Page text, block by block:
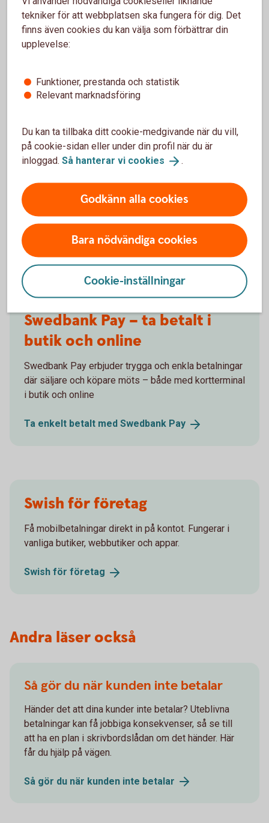
Välj en lösning som passar din
verksamhet
bästa lösningen beror på hur din verksamhet ser ut. Ofta
använder företag flera olika betalsätt parallellt.
fundera på:
hur dina kunder helst vill betala
hur betalningarna ska följas upp i bokföringen
hur lösningen påverkar företagets kassaflöde
Med rätt betallösning blir det enklare att ta betalt, hålla
ordning på betalningarna och få en bättre överblick över
företagets ekonomi.
Swedbank Pay – ta betalt i
butik och online
Swedbank Pay erbjuder trygga och enkla betalningar
där säljare och köpare möts – både med kortterminal
i butik och online
Ta enkelt betalt med Swedbank Pay
Swish för företag
Få mobilbetalningar direkt in på kontot. Fungerar i
vanliga butiker, webbutiker och appar.
Swish för företag
Andra läser också
Så gör du när kunden inte betalar
Händer det att dina kunder inte betalar? Uteblivna
betalningar kan få jobbiga konsekvenser, så se till
att ha en plan i skrivbordslådan om det händer. Här
får du hjälp på vägen.
Så gör du när kunden inte betalar
tekniker för att webbplatsen ska fungera för dig. Det
finns även cookies du kan välja som förbättrar din
upplevelse:
Funktioner, prestanda och statistik
Relevant marknadsföring
Du kan ta tillbaka ditt cookie-medgivande när du vill,
på cookie-sidan eller under din profil när du är
inloggad. Så hanterar vi cookies .
Godkänn alla cookies
Bara nödvändiga cookies
Cookie-inställningar